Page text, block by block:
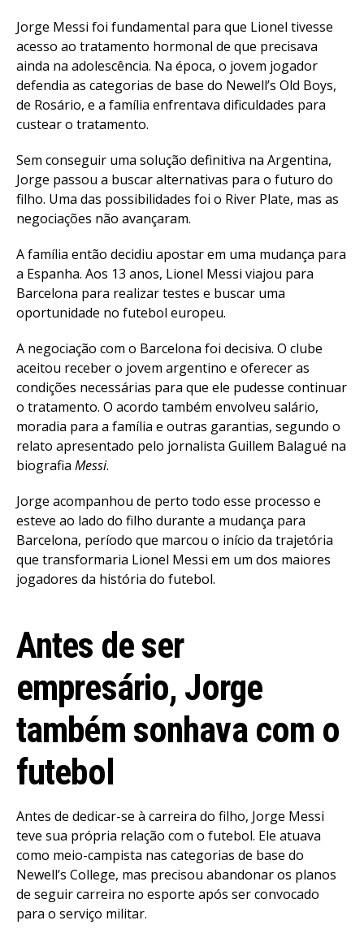
Jorge Messi foi fundamental para que Lionel tivesse
acesso ao tratamento hormonal de que precisava
ainda na adolescência. Na época, o jovem jogador
defendia as categorias de base do Newell’s Old Boys,
de Rosário, e a família enfrentava dificuldades para
custear o tratamento.
Sem conseguir uma solução definitiva na Argentina,
Jorge passou a buscar alternativas para o futuro do
filho. Uma das possibilidades foi o River Plate, mas as
negociações não avançaram.
A família então decidiu apostar em uma mudança para
a Espanha. Aos 13 anos, Lionel Messi viajou para
Barcelona para realizar testes e buscar uma
oportunidade no futebol europeu.
A negociação com o Barcelona foi decisiva. O clube
aceitou receber o jovem argentino e oferecer as
condições necessárias para que ele pudesse continuar
o tratamento. O acordo também envolveu salário,
moradia para a família e outras garantias, segundo o
relato apresentado pelo jornalista Guillem Balagué na
biografia Messi.
Jorge acompanhou de perto todo esse processo e
esteve ao lado do filho durante a mudança para
Barcelona, período que marcou o início da trajetória
que transformaria Lionel Messi em um dos maiores
jogadores da história do futebol.
Antes de ser
empresário, Jorge
também sonhava com o
futebol
Antes de dedicar-se à carreira do filho, Jorge Messi
teve sua própria relação com o futebol. Ele atuava
como meio-campista nas categorias de base do
Newell’s College, mas precisou abandonar os planos
de seguir carreira no esporte após ser convocado
para o serviço militar.